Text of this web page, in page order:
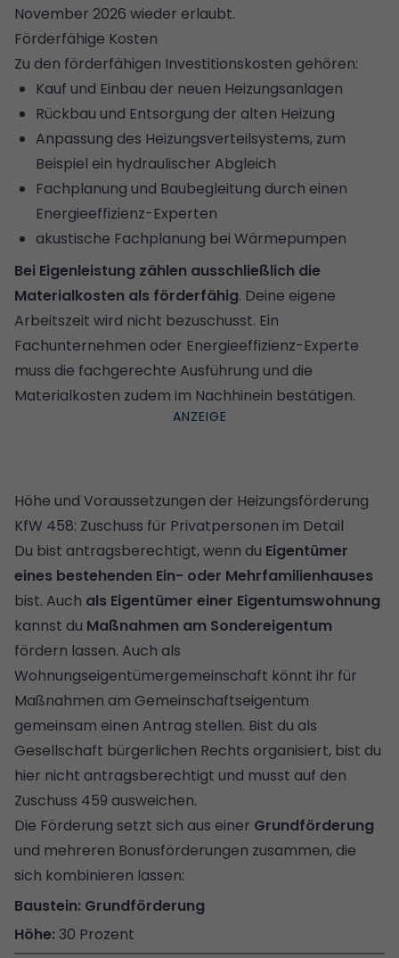
November 2026 wieder erlaubt.
Förderfähige Kosten
Zu den förderfähigen Investitionskosten gehören:
Kauf und Einbau der neuen Heizungsanlagen
Rückbau und Entsorgung der alten Heizung
Anpassung des Heizungsverteilsystems, zum
Beispiel ein hydraulischer Abgleich
Fachplanung und Baubegleitung durch einen
Energieeffizienz-Experten
akustische Fachplanung bei Wärmepumpen
Bei Eigenleistung zählen ausschließlich die
Materialkosten als förderfähig. Deine eigene
Arbeitszeit wird nicht bezuschusst. Ein
Fachunternehmen oder Energieeffizienz-Experte
muss die fachgerechte Ausführung und die
Materialkosten zudem im Nachhinein bestätigen.
Höhe und Voraussetzungen der Heizungsförderung
KfW 458: Zuschuss für Privatpersonen im Detail
Du bist antragsberechtigt, wenn du Eigentümer
eines bestehenden Ein- oder Mehrfamilienhauses
bist. Auch als Eigentümer einer Eigentumswohnung
kannst du Maßnahmen am Sondereigentum
fördern lassen. Auch als
Wohnungseigentümergemeinschaft könnt ihr für
Maßnahmen am Gemeinschaftseigentum
gemeinsam einen Antrag stellen. Bist du als
Gesellschaft bürgerlichen Rechts organisiert, bist du
hier nicht antragsberechtigt und musst auf den
Zuschuss 459 ausweichen.
Die Förderung setzt sich aus einer Grundförderung
und mehreren Bonusförderungen zusammen, die
sich kombinieren lassen:
Grundförderung
30 Prozent